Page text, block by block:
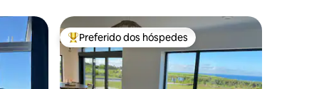
hóspedes Entre os melhores preferidos dos hóspedes
Preferido dos hóspedes